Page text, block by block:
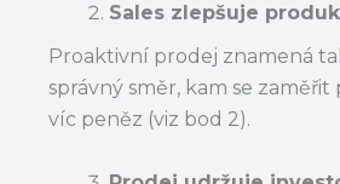
Sales zlepšuje
Proaktivní prodej znamená
správný směr, kam se
víc peněz (viz bod 2).